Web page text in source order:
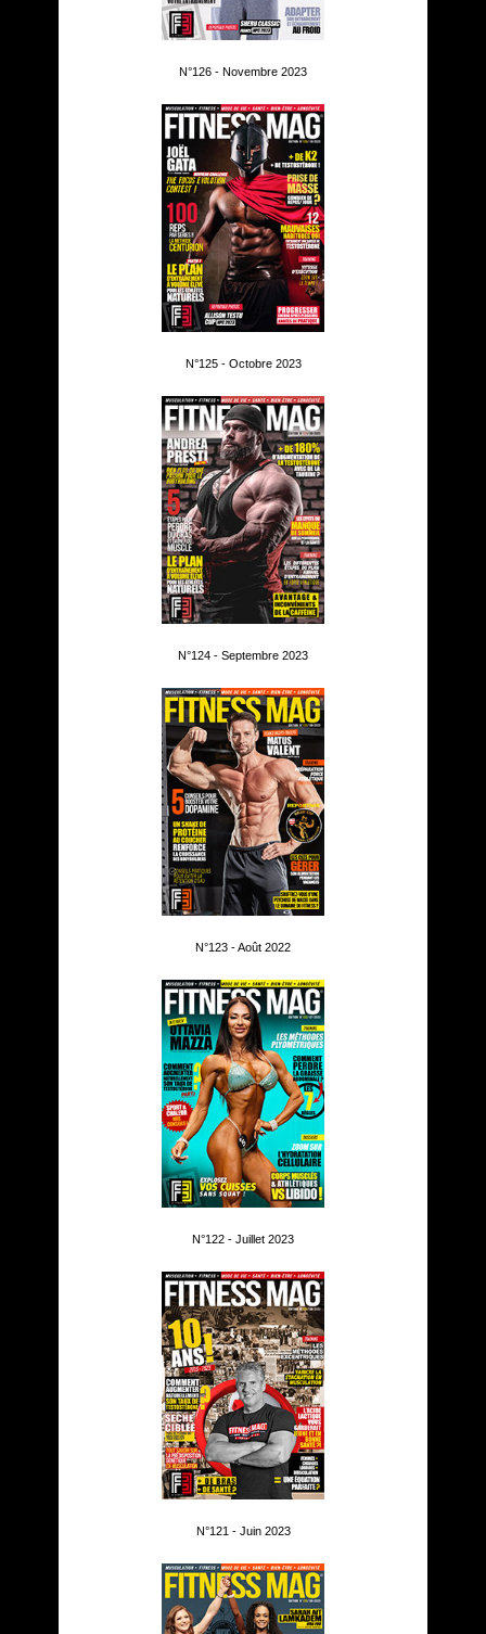
N°126 - Novembre 2023
N°125 - Octobre 2023
N°124 - Septembre 2023
N°123 - Août 2022
N°122 - Juillet 2023
N°121 - Juin 2023